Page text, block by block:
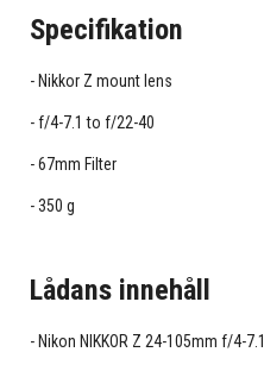
Specifikation
Nikkor Z mount lens
f/4-7.1 to f/22-40
67mm Filter
350 g
Lådans innehåll
Nikon NIKKOR Z 24-105mm f/4-7.1